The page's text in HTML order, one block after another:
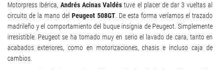
Motorpress Ibérica,Andrés Acinas Valdés tuve el placer de dar 3 vueltas al
circuito de la mano delPeugeot 508GT. De esta forma veríamos el trazado
madrileño y el comportamiento del buque insignia de Peugeot. Simplemente
irresistible. Peugeot se ha tomado muy en serio el lavado de cara, tanto en
acabados exteriores, como en motorizaciones, chasis e incluso caja de
cambios.